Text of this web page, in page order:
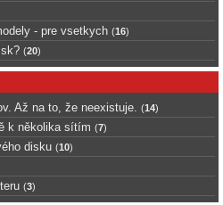
- pre vsetkych (16)
(20)
Až na to, že neexistuje. (14)
k několika sítím (7)
disku (10)
(3)